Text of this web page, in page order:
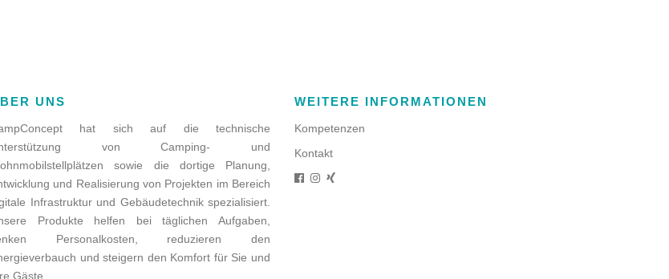
UNS
hat sich auf die technische
von Camping- und
sowie die dortige Planung,
und Realisierung von Projekten im Bereich
Infrastruktur und Gebäudetechnik spezialisiert.
Produkte helfen bei täglichen Aufgaben,
Personalkosten, reduzieren den
und steigern den Komfort für Sie und
Gäste.
WEITERE INFORMATIONEN
Kompetenzen
Kontakt